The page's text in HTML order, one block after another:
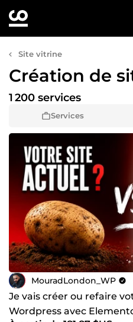
Site vitrine
Création de
Services
1 200 services
MouradLondon_WP
Je vais créer ou refaire
Wordpress avec